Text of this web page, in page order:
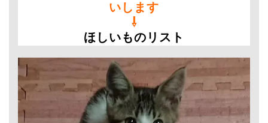
いします
⇩
ほしいものリスト